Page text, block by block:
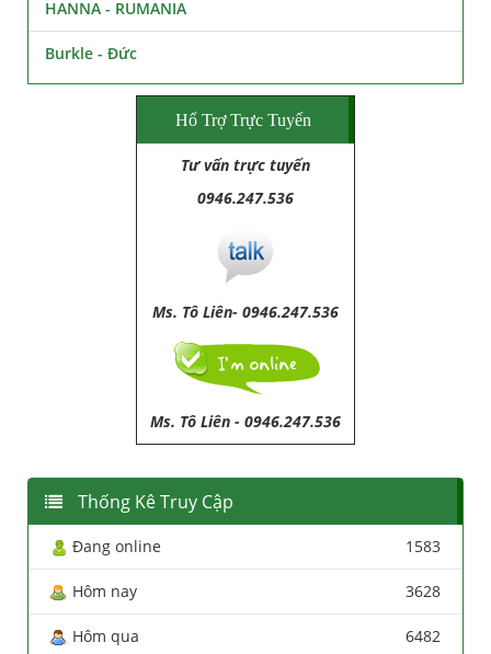
HANNA - RUMANIA
Burkle - Đức
Hổ Trợ Trực Tuyến
Tư vấn trực tuyến
0946.247.536
Ms. Tô Liên- 0946.247.536
Ms. Tô Liên - 0946.247.536
Thống Kê Truy Cập
Đang online 1583
Hôm nay 3628
Hôm qua 6482